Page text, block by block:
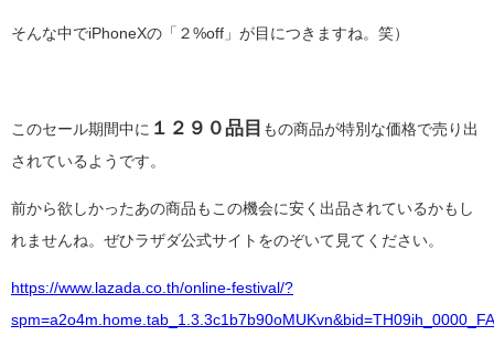
そんな中でiPhoneXの「２%off」が目につきますね。笑）
このセール期間中に １２９０品目 もの商品が特別な価格で売り出
されているようです。
前から欲しかったあの商品もこの機会に安く出品されているかもし
れませんね。ぜひラザダ公式サイトをのぞいて見てください。
https://www.lazada.co.th/online-festival/?